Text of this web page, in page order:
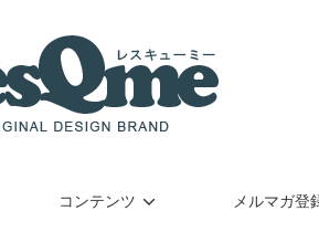
コンテンツ メルマガ登